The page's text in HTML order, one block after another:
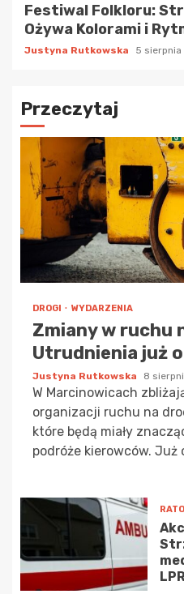
Festiwal Folkloru:
Ożywa Kolorami i
Justyna Rutkowska 5 sierpnia
Przeczytaj
DROGI WYDARZENIA
Zmiany w ruchu
Utrudnienia już
Justyna Rutkowska 8
W Marcinowicach
organizacji ruchu na
które będą miały
podróże kierowców. Już
LPR